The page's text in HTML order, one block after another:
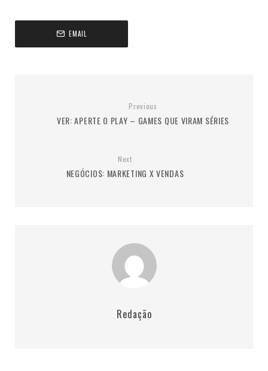
EMAIL
Previous
VER: APERTE O PLAY – GAMES QUE VIRAM SÉRIES
Next
NEGÓCIOS: MARKETING X VENDAS
Redação